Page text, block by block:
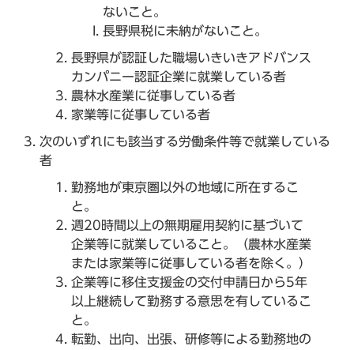
ないこと。
長野県税に未納がないこと。
長野県が認証した職場いきいきアドバンス
カンパニー認証企業に就業している者
農林水産業に従事している者
家業等に従事している者
次のいずれにも該当する労働条件等で就業している
者
勤務地が東京圏以外の地域に所在するこ
と。
週20時間以上の無期雇用契約に基づいて
企業等に就業していること。（農林水産業
または家業等に従事している者を除く。）
企業等に移住支援金の交付申請日から5年
以上継続して勤務する意思を有しているこ
と。
転勤、出向、出張、研修等による勤務地の